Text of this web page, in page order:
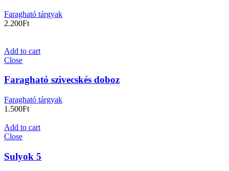
Faragható tárgyak
2.200Ft
Add to cart
Close
Faragható szivecskés doboz
Faragható tárgyak
1.500Ft
Add to cart
Close
Sulyok 5